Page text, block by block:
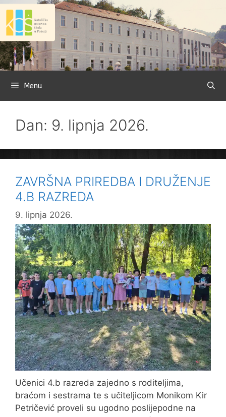
Preskoči
sadržaj
Menu
Dan: 9. lipnja 2026.
ZAVRŠNA PRIREDBA I DRUŽENJE
4.B RAZREDA
9. lipnja 2026.
Učenici 4.b razreda zajedno s roditeljima,
braćom i sestrama te s učiteljicom Monikom Kir
Petričević proveli su ugodno poslijepodne na